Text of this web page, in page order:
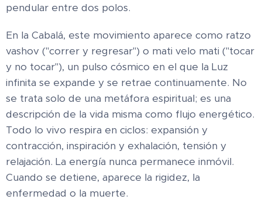
pendular entre dos polos.
En la Cabalá, este movimiento aparece como ratzo
vashov ("correr y regresar") o mati velo mati ("tocar
y no tocar"), un pulso cósmico en el que la Luz
infinita se expande y se retrae continuamente. No
se trata solo de una metáfora espiritual; es una
descripción de la vida misma como flujo energético.
Todo lo vivo respira en ciclos: expansión y
contracción, inspiración y exhalación, tensión y
relajación. La energía nunca permanece inmóvil.
Cuando se detiene, aparece la rigidez, la
enfermedad o la muerte.